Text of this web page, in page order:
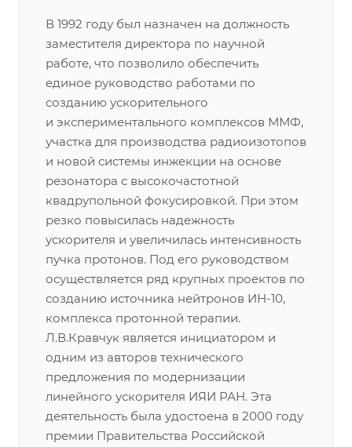
В 1992 году был назначен на должность
заместителя директора по научной
работе, что позволило обеспечить
единое руководство работами по
созданию ускорительного
и экспериментального комплексов ММФ,
участка для производства радиоизотопов
и новой системы инжекции на основе
резонатора с высокочастотной
квадрупольной фокусировкой. При этом
резко повысилась надежность
ускорителя и увеличилась интенсивность
пучка протонов. Под его руководством
осуществляется ряд крупных проектов по
созданию источника нейтронов ИН-10,
комплекса протонной терапии.
Л.В.Кравчук является инициатором и
одним из авторов технического
предложения по модернизации
линейного ускорителя ИЯИ РАН. Эта
деятельность была удостоена в 2000 году
премии Правительства Российской